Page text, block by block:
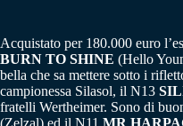
Acquistato per 180.000 euro
BURN TO SHINE (Hello
bella che sa mettere sotto i
campionessa Silasol, il N13
fratelli Wertheimer. Sono di
(Zelzal) ed il N11 MR